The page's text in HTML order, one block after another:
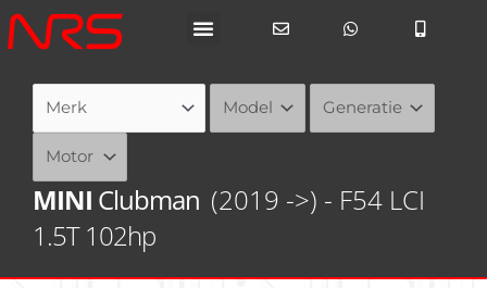
Ga
naar
MINI Clubman (2019 ->) - F54 LCI
1.5T 102hp